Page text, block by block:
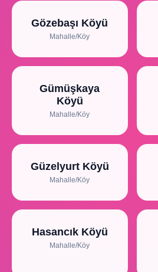
Gözebaşı Köyü
Mahalle/Köy
Gümüşkaya
Köyü
Mahalle/Köy
Güzelyurt Köyü
Mahalle/Köy
Hasancık Köyü
Mahalle/Köy